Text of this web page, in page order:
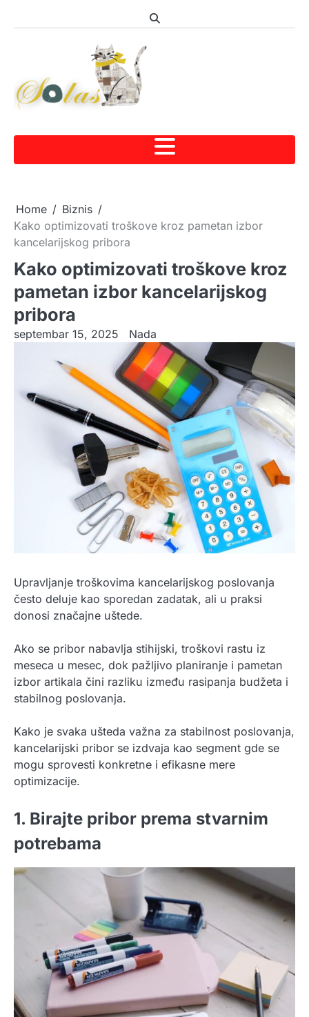
Home
Biznis
Kako optimizovati troškove kroz pametan izbor
kancelarijskog pribora
Kako optimizovati troškove kroz
pametan izbor kancelarijskog
pribora
septembar 15, 2025 Nada
Upravljanje troškovima kancelarijskog poslovanja
često deluje kao sporedan zadatak, ali u praksi
donosi značajne uštede.
Ako se pribor nabavlja stihijski, troškovi rastu iz
meseca u mesec, dok pažljivo planiranje i pametan
izbor artikala čini razliku između rasipanja budžeta i
stabilnog poslovanja.
Kako je svaka ušteda važna za stabilnost poslovanja,
kancelarijski pribor se izdvaja kao segment gde se
mogu sprovesti konkretne i efikasne mere
optimizacije.
1. Birajte pribor prema stvarnim
potrebama